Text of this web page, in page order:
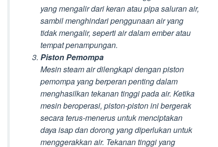
yang mengalir dari keran atau pipa saluran air,
sambil menghindari penggunaan air yang
tidak mengalir, seperti air dalam ember atau
tempat penampungan.
Piston Pemompa
Mesin steam air dilengkapi dengan piston
pemompa yang berperan penting dalam
menghasilkan tekanan tinggi pada air. Ketika
mesin beroperasi, piston-piston ini bergerak
secara terus-menerus untuk menciptakan
daya isap dan dorong yang diperlukan untuk
menggerakkan air. Tekanan tinggi yang